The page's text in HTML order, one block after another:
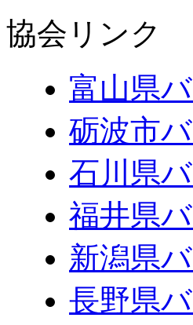
協会リンク
富山県
砺波市
石川県
福井県
新潟県
長野県